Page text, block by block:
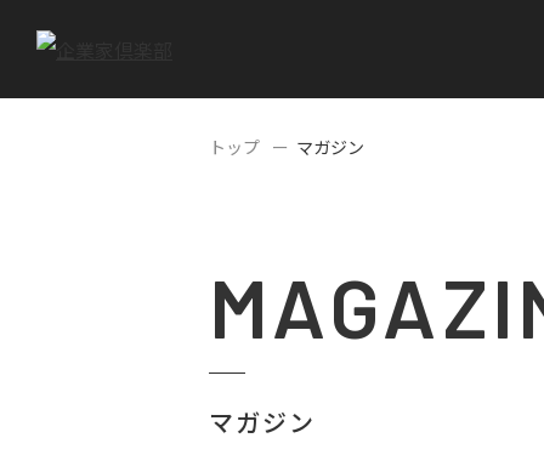
トップ マガジン
マガジン